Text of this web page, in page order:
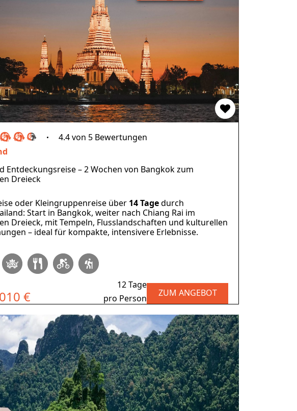
4.4 von 5 Bewertungen
Entdeckungsreise – 2 Wochen von Bangkok zum
Dreieck
oder Kleingruppenreise über 14 Tagedurch
Start in Bangkok, weiter nach Chiang Rai im
Dreieck, mit Tempeln, Flusslandschaften und kulturellen
– ideal für kompakte, intensivere Erlebnisse.
12 Tage
€ pro Person ZUM ANGEBOT